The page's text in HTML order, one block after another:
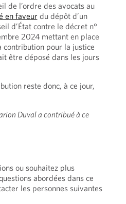
de l’ordre des avocats au
en faveur du dépôt d’un
d’État contre le décret n°
2024 mettant en place
contribution pour la justice
être déposé dans les jours
reste donc, à ce jour,
Duval a contribué à ce
ou souhaitez plus
abordées dans ce
les personnes suivantes